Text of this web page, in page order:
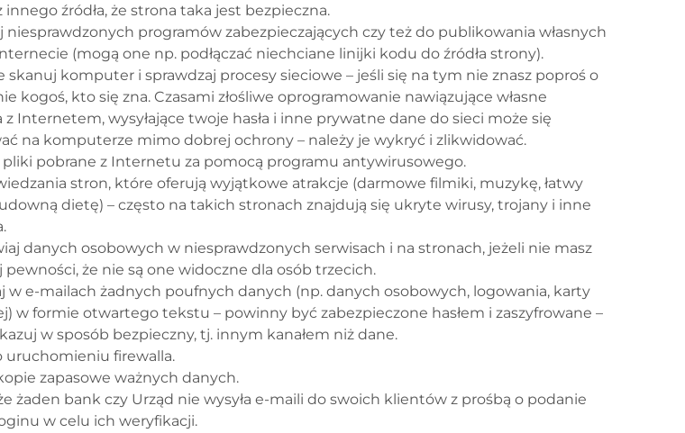
innego źródła, że strona taka jest bezpieczna.
niesprawdzonych programów zabezpieczających czy też do publikowania własnych
(mogą one np. podłączać niechciane linijki kodu do źródła strony).
skanuj komputer i sprawdzaj procesy sieciowe – jeśli się na tym nie znasz poproś o
kogoś, kto się zna. Czasami złośliwe oprogramowanie nawiązujące własne
z Internetem, wysyłające twoje hasła i inne prywatne dane do sieci może się
na komputerze mimo dobrej ochrony – należy je wykryć i zlikwidować.
pliki pobrane z Internetu za pomocą programu antywirusowego.
stron, które oferują wyjątkowe atrakcje (darmowe filmiki, muzykę, łatwy
dietę) – często na takich stronach znajdują się ukryte wirusy, trojany i inne
danych osobowych w niesprawdzonych serwisach i na stronach, jeżeli nie masz
pewności, że nie są one widoczne dla osób trzecich.
w e-mailach żadnych poufnych danych (np. danych osobowych, logowania, karty
w formie otwartego tekstu – powinny być zabezpieczone hasłem i zaszyfrowane –
w sposób bezpieczny, tj. innym kanałem niż dane.
uruchomieniu firewalla.
zapasowe ważnych danych.
żaden bank czy Urząd nie wysyła e-maili do swoich klientów z prośbą o podanie
w celu ich weryfikacji.